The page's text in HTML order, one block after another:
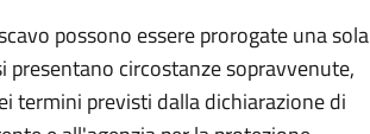
possono essere prorogate una sola
presentano circostanze sopravvenute,
termini previsti dalla dichiarazione di